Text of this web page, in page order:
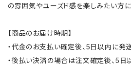
の雰囲気やユーズド感を楽しみたい方に
【商品のお届け時期】
・代金のお支払い確定後、5日以内に発送
・後払い決済の場合は注文確定後、5日